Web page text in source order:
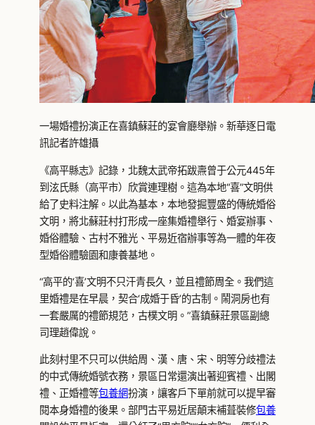
一場婚禮扮演正在喜鎮蘇莊的宴會廳舉辦。新華逐日電
訊記者許雄攝
《高平縣志》記錄，北魏太武帝拓跋燾曾于公元445年
到泫氏縣（高平市）欣賞連理樹。這為本地“喜”文明供
給了史料注解。以此為基本，本地發掘豐盛的傳統婚俗
文明，將北蘇莊村打形成一座集婚禮舉行、婚宴辦事、
婚俗體驗、古村不雅光、平易近宿辦事等為一體的年夜
型婚俗體驗園和康養基地。
“高平的‘喜’文明不只汗青長久，並且禮節周全。我們這
里婚禮是在早晨，契合‘成婚于昏’的古制。鬧洞房也有
一套嚴厲的禮節規范，古樸文明。”喜鎮蘇莊景區副總
司理趙偉說。
此刻村里不只可以供給周、漢、唐、宋、明等分歧禮法
的中式傳統婚號衣務，景區日常還演出著迎賓禮、出閣
禮、正婚禮等包養網扮演，讓客戶下單前就可以提早審
閱本身婚禮的後果。部門古平易近居顛末補葺裝修包養